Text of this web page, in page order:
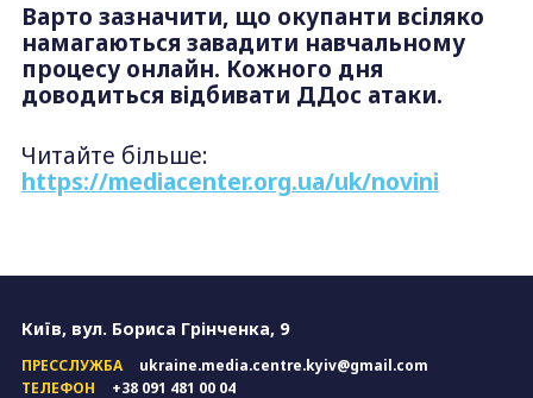
Варто зазначити, що окупанти всіляко
намагаються завадити навчальному
процесу онлайн. Кожного дня
доводиться відбивати ДДос атаки.
Читайте більше:
https://mediacenter.org.ua/uk/novini
Київ, вул. Бориса Грінченка, 9
ПРЕССЛУЖБА
ukraine.media.centre.kyiv@gmail.com
ТЕЛЕФОН
+38 091 481 00 04